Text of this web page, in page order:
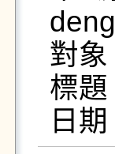
對
標